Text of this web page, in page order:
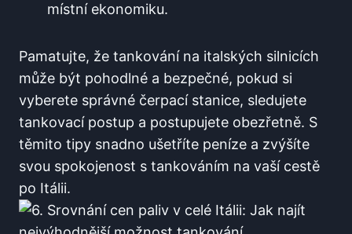
místní ekonomiku.
Pamatujte, že tankování na italských silnicích
může být pohodlné a bezpečné, pokud si
vyberete ​správné čerpací stanice, sledujete
tankovací postup a postupujete obezřetně. S
⁣těmito tipy snadno ušetříte peníze a zvýšíte
svou spokojenost s tankováním na vaší cestě‍
po Itálii.